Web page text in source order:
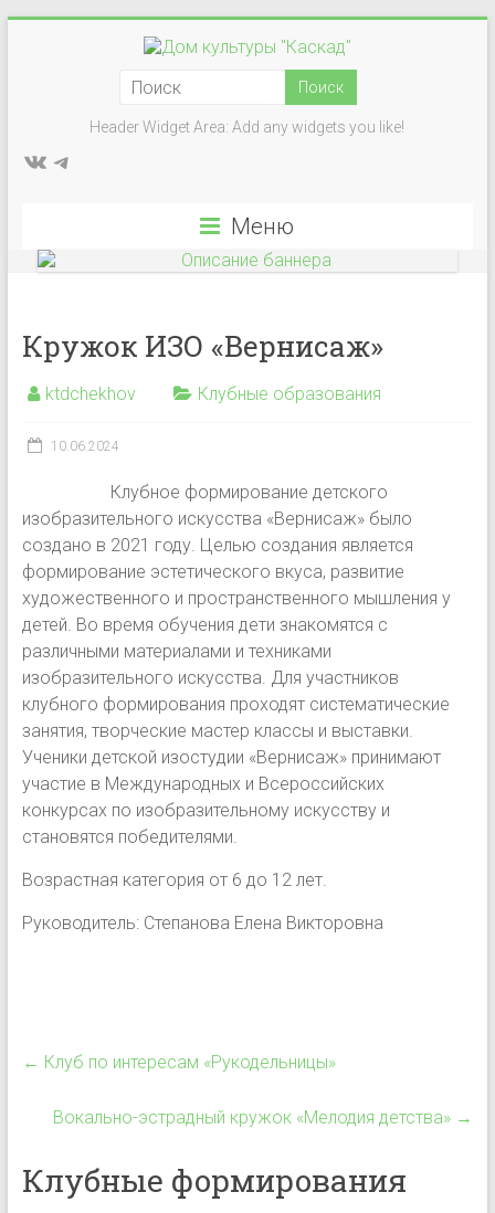
культуры
"Каскад"
городского
Чехов
Header Widget Area: Add any widgets you like!
ВКонтакте
Telegram
Меню
Кружок ИЗО «Вернисаж»
ktdchekhov Клубные образования
10.06.2024
Клубное формирование детского
изобразительного искусства «Вернисаж» было
создано в 2021 году. Целью создания является
формирование эстетического вкуса, развитие
художественного и пространственного мышления у
детей. Во время обучения дети знакомятся с
различными материалами и техниками
изобразительного искусства. Для участников
клубного формирования проходят систематические
занятия, творческие мастер классы и выставки.
Ученики детской изостудии «Вернисаж» принимают
участие в Международных и Всероссийских
конкурсах по изобразительному искусству и
становятся победителями.
Возрастная категория от 6 до 12 лет.
Руководитель: Степанова Елена Викторовна
← Клуб по интересам «Рукодельницы»
Вокально-эстрадный кружок «Мелодия детства» →
Клубные формирования